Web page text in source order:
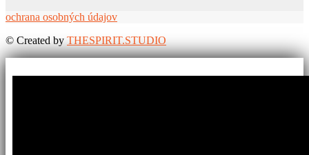
ochrana osobných údajov
© Created by THESPIRIT.STUDIO